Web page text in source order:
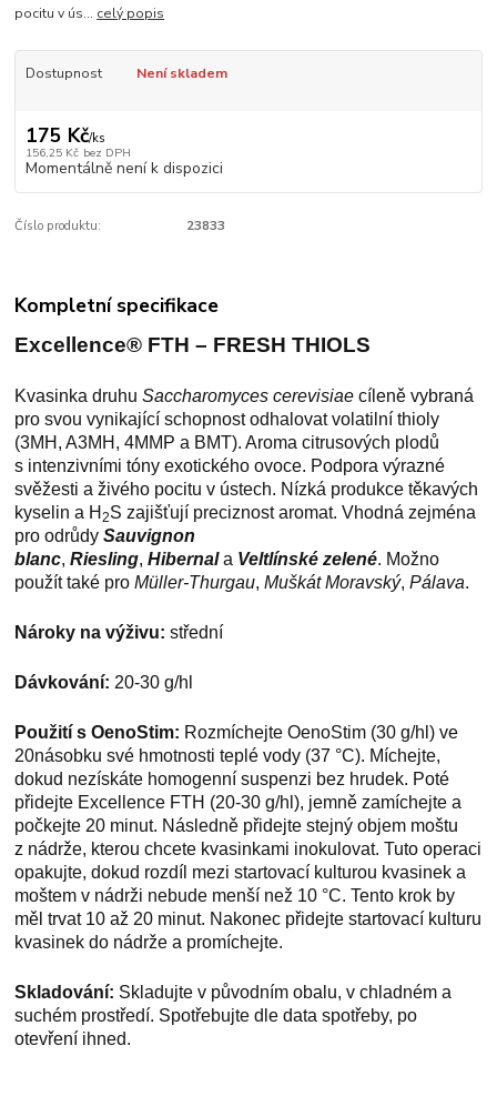
pocitu v ús... celý popis
Dostupnost Není skladem
175 Kč/ks
156,25 Kč bez DPH
Momentálně není k dispozici
Číslo produktu: 23833
Kompletní specifikace
Excellence® FTH– FRESH THIOLS
Kvasinka druhu Saccharomyces cerevisiae cíleně vybraná
pro svou vynikající schopnost odhalovat volatilní thioly
(3MH, A3MH, 4MMP a BMT). Aroma citrusových plodů
s intenzivními tóny exotického ovoce. Podpora výrazné
svěžesti a živého pocitu v ústech. Nízká produkce těkavých
kyselin a H2S zajišťují preciznost aromat. Vhodná zejména
pro odrůdy Sauvignon
blanc, Riesling, Hibernal a Veltlínské zelené. Možno
použít také pro Müller-Thurgau, Muškát Moravský, Pálava.
Nároky na výživu: střední
Dávkování: 20-30 g/hl
Použití s OenoStim: Rozmíchejte OenoStim (30 g/hl) ve
20násobku své hmotnosti teplé vody (37 °C). Míchejte,
dokud nezískáte homogenní suspenzi bez hrudek. Poté
přidejte Excellence FTH (20-30 g/hl), jemně zamíchejte a
počkejte 20 minut. Následně přidejte stejný objem moštu
z nádrže, kterou chcete kvasinkami inokulovat. Tuto operaci
opakujte, dokud rozdíl mezi startovací kulturou kvasinek a
moštem v nádrži nebude menší než 10 °C. Tento krok by
měl trvat 10 až 20 minut. Nakonec přidejte startovací kulturu
kvasinek do nádrže a promíchejte.
Skladování: Skladujte v původním obalu, v chladném a
suchém prostředí. Spotřebujte dle data spotřeby, po
otevření ihned.